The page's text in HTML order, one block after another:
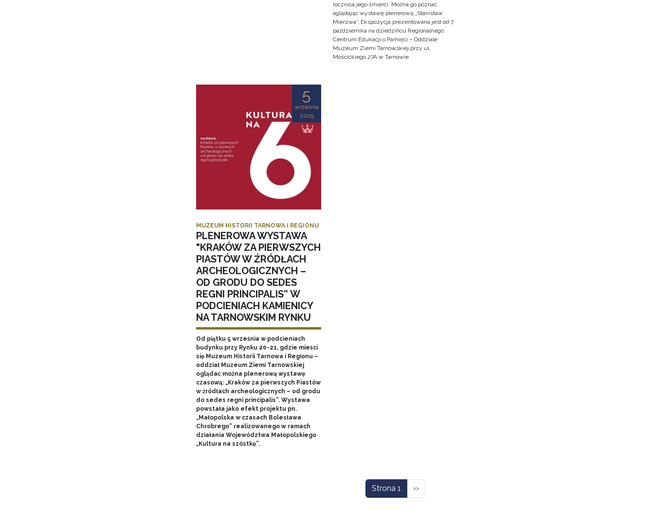
rocznica jego śmierci. Można go poznać,
oglądając wystawę plenerową „Stanisław
Mierzwa”. Ekspozycja prezentowana jest od 7
października na dziedzińcu Regionalnego
Centrum Edukacji o Pamięci – Oddziale
Muzeum Ziemi Tarnowskiej przy ul.
Mościckiego 27A w Tarnowie.
5
września
2025
MUZEUM HISTORII TARNOWA I REGIONU
PLENEROWA WYSTAWA
"KRAKÓW ZA PIERWSZYCH
PIASTÓW W ŹRÓDŁACH
ARCHEOLOGICZNYCH –
OD GRODU DO SEDES
REGNI PRINCIPALIS” W
PODCIENIACH KAMIENICY
NA TARNOWSKIM RYNKU
Od piątku 5 września w podcieniach
budynku przy Rynku 20-21, gdzie mieści
się Muzeum Historii Tarnowa i Regionu –
oddział Muzeum Ziemi Tarnowskiej
oglądać można plenerową wystawę
czasową: „Kraków za pierwszych Piastów
w źródłach archeologicznych – od grodu
do sedes regni principalis”. Wystawa
powstała jako efekt projektu pn.
„Małopolska w czasach Bolesława
Chrobrego” realizowanego w ramach
działania Województwa Małopolskiego
„Kultura na szóstkę”.
Strona 1 Następna strona
››